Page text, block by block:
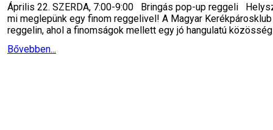
Április 22. SZERDA, 7:00-9:00 Bringás pop-up reggeli
mi meglepünk egy finom reggelivel! A Magyar
reggelin, ahol a finomságok mellett egy jó hangulatú
Bővebben...